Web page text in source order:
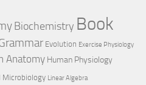
Biochemistry Book
Evolution Exercise Physiology
Anatomy Human Physiology
Microbiology Linear Algebra